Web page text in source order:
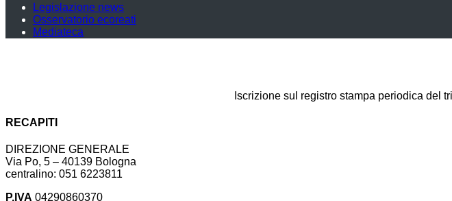
Legislazione news
Osservatorio ecoreati
Mediateca
Iscrizione sul registro stampa periodica del
RECAPITI
DIREZIONE GENERALE
Via Po, 5 – 40139 Bologna
centralino: 051 6223811
P.IVA 04290860370